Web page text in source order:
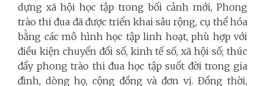
dựng xã hội học tập trong bối cảnh mới, Phong
trào thi đua đã được triển khai sâu rộng, cụ thể hóa
bằng các mô hình học tập linh hoạt, phù hợp với
điều kiện chuyển đổi số, kinh tế số, xã hội số; thúc
đẩy phong trào thi đua học tập suốt đời trong gia
đình, dòng họ, cộng đồng và đơn vị. Đồng thời,